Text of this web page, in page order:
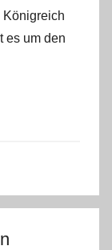
Königreich
es um den